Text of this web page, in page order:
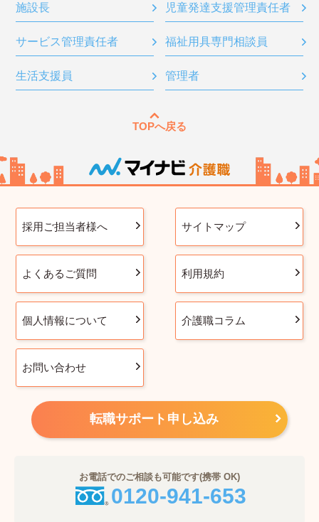
施設長 児童発達支援管理責任者
サービス管理責任者 福祉用具専門相談員
生活支援員 管理者
TOPへ戻る
採用ご担当者様へ サイトマップ
よくあるご質問 利用規約
個人情報について 介護職コラム
お問い合わせ
転職サポート申し込み
お電話でのご相談も可能です(携帯 OK)
0120-941-653